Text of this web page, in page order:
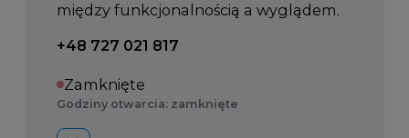
między funkcjonalnością a wyglądem.
Telefon kontaktowy:
+48 727 021 817
Zamknięte
Godziny otwarcia: zamknięte